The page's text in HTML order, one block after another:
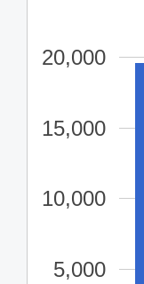
5,000
10,000
15,000
20,000